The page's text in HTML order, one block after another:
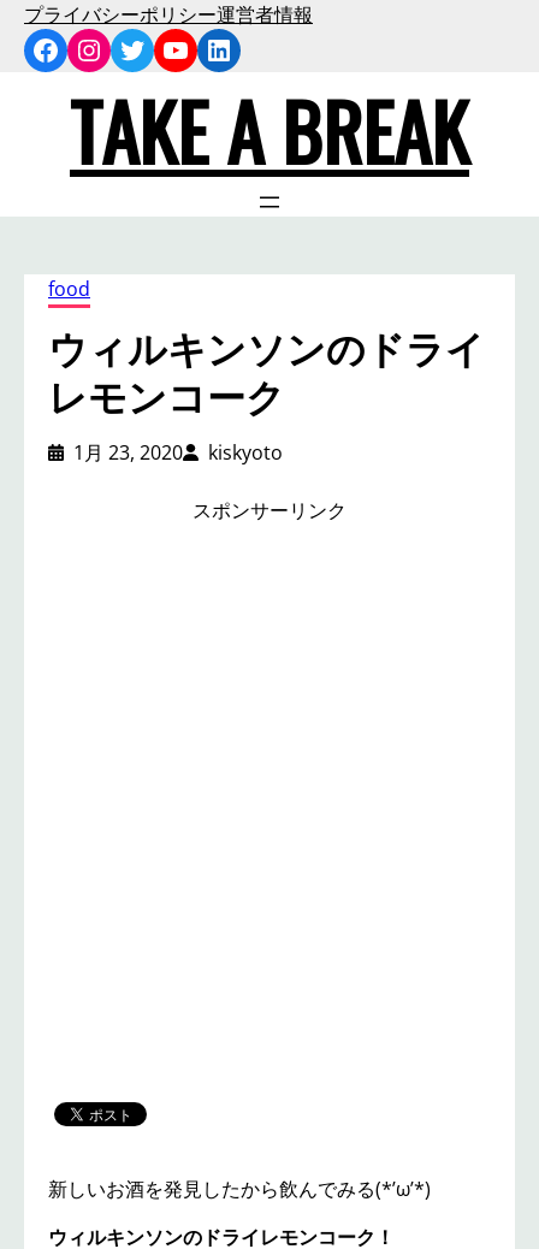
プライバシーポリシー運営者情報
Facebook
Instagram
Twitter
YouTube
LinkedIn
TAKE A BREAK
food
ウィルキンソンのドライ
レモンコーク
1月 23, 2020 kiskyoto
スポンサーリンク
新しいお酒を発見したから飲んでみる(*’ω’*)
ウィルキンソンのドライレモンコーク！